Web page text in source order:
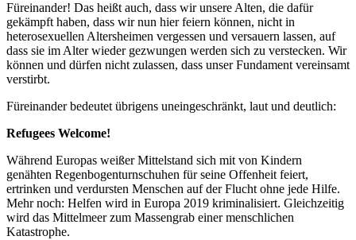
Füreinander! Das heißt auch, dass wir unsere Alten, die dafür
gekämpft haben, dass wir nun hier feiern können, nicht in
heterosexuellen Altersheimen vergessen und versauern lassen, auf
dass sie im Alter wieder gezwungen werden sich zu verstecken. Wir
können und dürfen nicht zulassen, dass unser Fundament vereinsamt
verstirbt.
Füreinander bedeutet übrigens uneingeschränkt, laut und deutlich:
Refugees Welcome!
Während Europas weißer Mittelstand sich mit von Kindern
genähten Regenbogenturnschuhen für seine Offenheit feiert,
ertrinken und verdursten Menschen auf der Flucht ohne jede Hilfe.
Mehr noch: Helfen wird in Europa 2019 kriminalisiert. Gleichzeitig
wird das Mittelmeer zum Massengrab einer menschlichen
Katastrophe.